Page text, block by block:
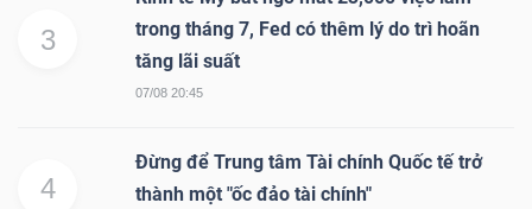
3
trong tháng 7, Fed có thêm lý do trì hoãn
tăng lãi suất
07/08 20:45
4
Đừng để Trung tâm Tài chính Quốc tế trở
thành một "ốc đảo tài chính"